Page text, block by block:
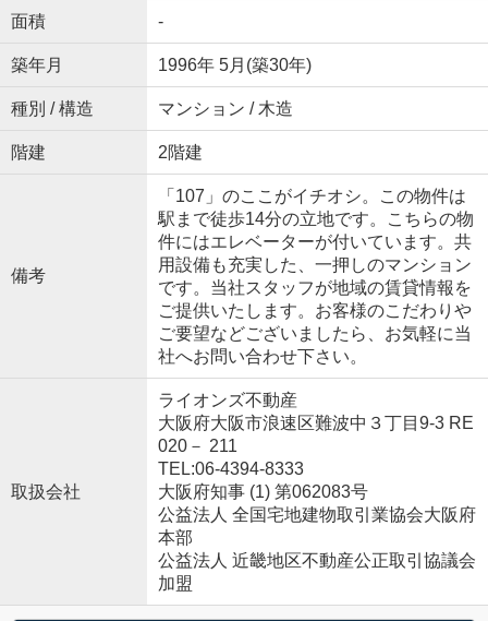
面積 -
築年月 1996年 5月(築30年)
種別 / 構造 マンション / 木造
階建 2階建
備考
「107」のここがイチオシ。この物件は
駅まで徒歩14分の立地です。こちらの物
件にはエレベーターが付いています。共
用設備も充実した、一押しのマンション
です。当社スタッフが地域の賃貸情報を
ご提供いたします。お客様のこだわりや
ご要望などございましたら、お気軽に当
社へお問い合わせ下さい。
取扱会社
ライオンズ不動産
大阪府大阪市浪速区難波中３丁目9-3 RE
020－ 211
TEL:06-4394-8333
大阪府知事 (1) 第062083号
公益法人 全国宅地建物取引業協会大阪府
本部
公益法人 近畿地区不動産公正取引協議会
加盟